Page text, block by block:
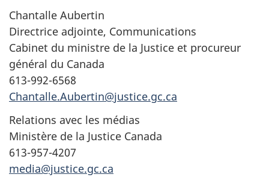
Chantalle Aubertin
Directrice adjointe, Communications
Cabinet du ministre de la Justice et procureur
général du Canada
613-992-6568
Chantalle.Aubertin@justice.gc.ca
Relations avec les médias
Ministère de la Justice Canada
613-957-4207
media@justice.gc.ca